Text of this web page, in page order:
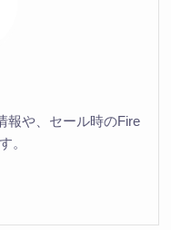
報や、セール時のFire
。